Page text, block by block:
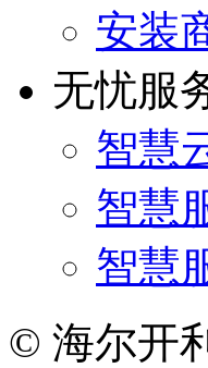
安装
无忧服
智慧
智慧
智慧
© 海尔开